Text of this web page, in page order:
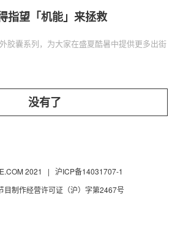
指望「机能」来拯救
胶囊系列，为大家在盛夏酷暑中提供更多出街
没有了
2021 | 沪ICP备14031707-1
目制作经营许可证（沪）字第2467号